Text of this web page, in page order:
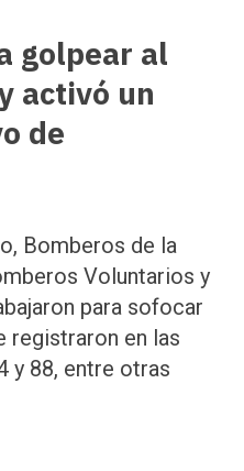
golpear al
activó un
de
Bomberos de la
Voluntarios y
para sofocar
registraron en las
y 88, entre otras